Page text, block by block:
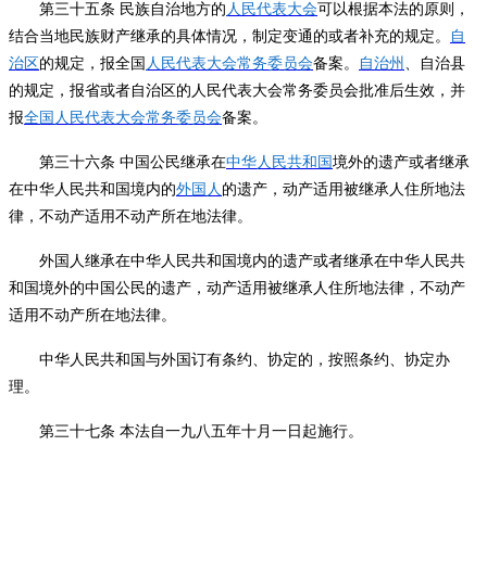
第三十五条 民族自治地方的 人民代表大会可以根据本法的原则，
结合当地民族财产继承的具体情况，制定变通的或者补充的规定。
自
治区 的规定，报全国 人民代表大会常务委员会备案。 自治州 、自治县
的规定，报省或者自治区的人民代表大会常务委员会批准后生效，并
报全国人民代表大会常务委员会备案。
第三十六条 中国公民继承在中华人民共和国 境外的遗产或者继承
在中华人民共和国境内的外国人 的遗产，动产适用被继承人住所地法
律，不动产适用不动产所在地法律。
外国人继承在中华人民共和国境内的遗产或者继承在中华人民共
和国境外的中国公民的遗产，动产适用被继承人住所地法律，不动产
适用不动产所在地法律。
中华人民共和国与外国订有条约、协定的，按照条约、协定办
理。
第三十七条 本法自一九八五年十月一日起施行。